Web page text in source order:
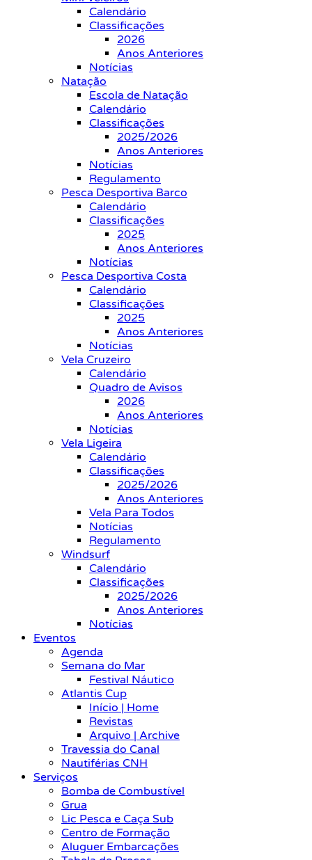
Calendário
Classificações
2026
Anos Anteriores
Notícias
Natação
Escola de Natação
Calendário
Classificações
2025/2026
Anos Anteriores
Notícias
Regulamento
Pesca Desportiva Barco
Calendário
Classificações
2025
Anos Anteriores
Notícias
Pesca Desportiva Costa
Calendário
Classificações
2025
Anos Anteriores
Notícias
Vela Cruzeiro
Calendário
Quadro de Avisos
2026
Anos Anteriores
Notícias
Vela Ligeira
Calendário
Classificações
2025/2026
Anos Anteriores
Vela Para Todos
Notícias
Regulamento
Windsurf
Calendário
Classificações
2025/2026
Anos Anteriores
Notícias
Eventos
Agenda
Semana do Mar
Festival Náutico
Atlantis Cup
Início | Home
Revistas
Arquivo | Archive
Travessia do Canal
Nautiférias CNH
Serviços
Bomba de Combustível
Grua
Lic Pesca e Caça Sub
Centro de Formação
Aluguer Embarcações